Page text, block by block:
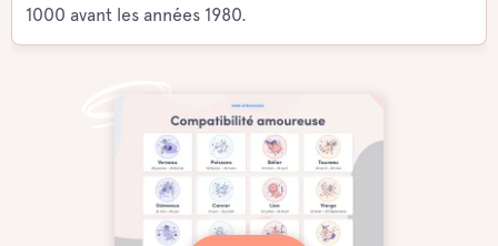
1000 avant les années 1980.